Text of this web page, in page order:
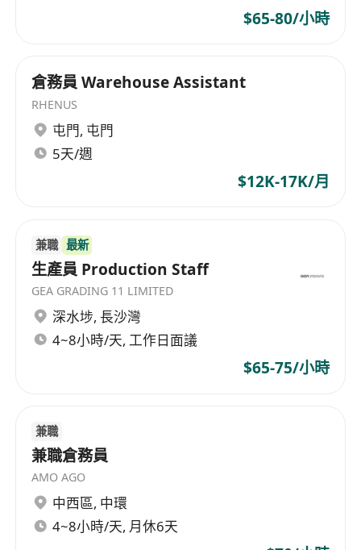
pharmaceuticals, automotive parts, electronics,
payment, financing, wealth management, and
pricing. The business scope of SF Express (Hong
Kong) Limited encompasses express business,
one-stop supply chain solutions, and
comprehensive financial services, offering
clients full-fledged professional service support.
$65-80/小時
倉務員 Warehouse Assistant
RHENUS
屯門, 屯門
5天/週
$12K-17K/月
兼職 最新
生產員 Production Staff
GEA GRADING 11 LIMITED
深水埗, 長沙灣
4~8小時/天, 工作日面議
$65-75/小時
兼職
兼職倉務員
AMO AGO
中西區, 中環
4~8小時/天, 月休6天